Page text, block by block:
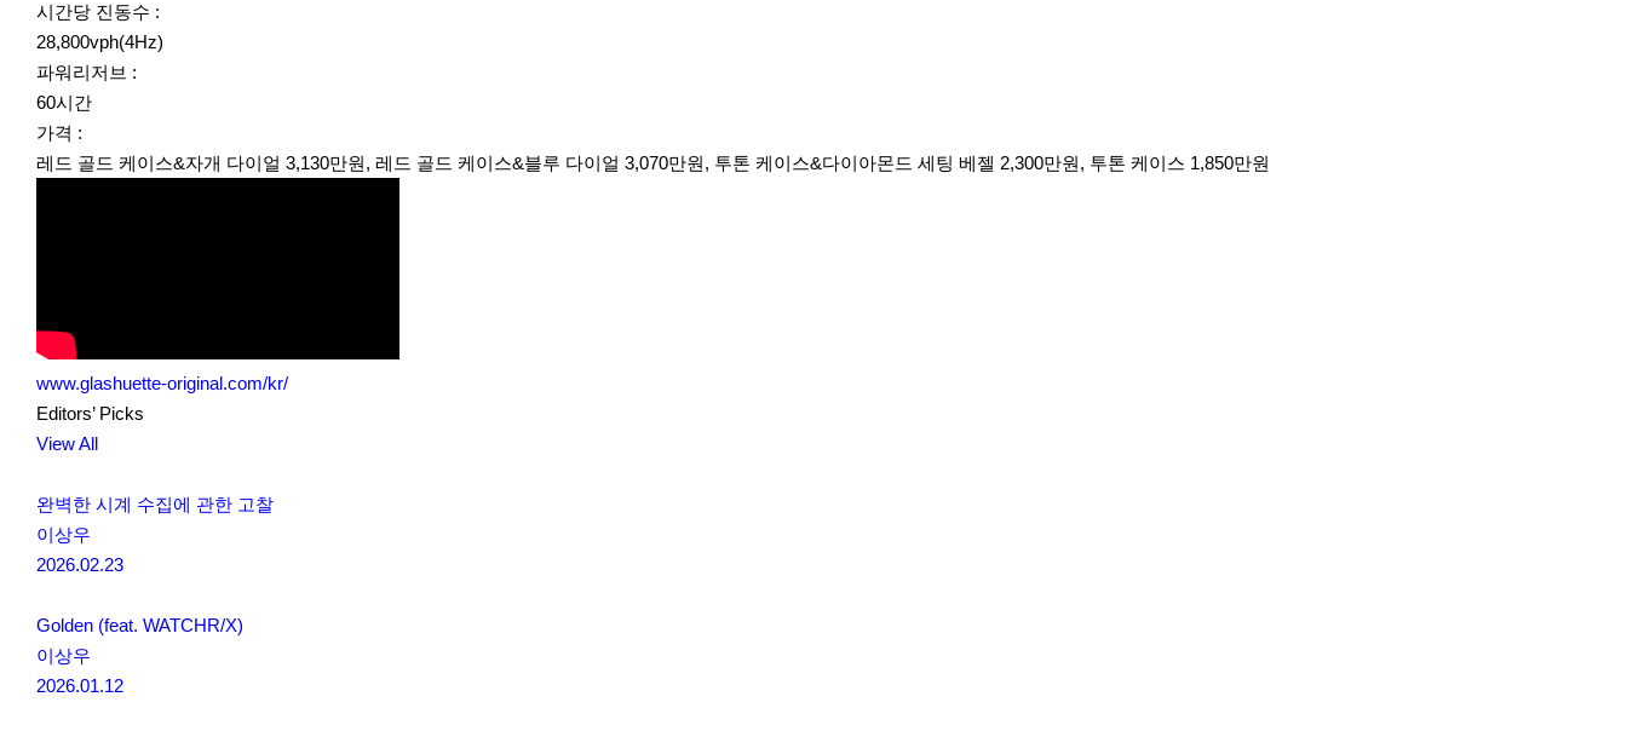
시간당 진동수 :
28,800vph(4Hz)
파워리저브 :
60시간
가격 :
레드 골드 케이스&자개 다이얼 3,130만원, 레드 골드 케이스&블루 다이얼 3,070만원, 투톤 케이스&다이아몬드 세팅 베젤 2,300만원, 투톤 케이스 1,850만원
www.glashuette-original.com/kr/
Editors’ Picks
View All
완벽한 시계 수집에 관한 고찰
이상우
2026.02.23
Golden (feat. WATCHR/X)
이상우
2026.01.12